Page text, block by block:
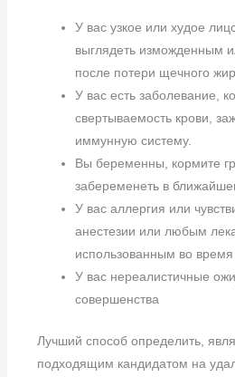
У вас узкое или худое
выглядеть изможденным
после потери щечного
У вас есть заболевание,
свертываемость крови,
иммунную систему.
Вы беременны, кормите
забеременеть в
У вас аллергия или
анестезии или любым
использованным во время
У вас нереалистичные
совершенства
Лучший способ определить,
подходящим кандидатом на